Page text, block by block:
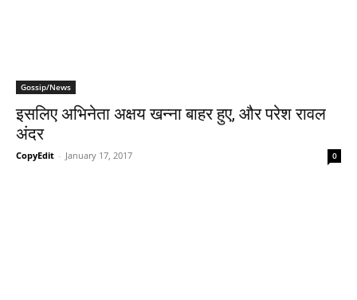
Gossip/News
इसलिए अभिनेता अक्षय खन्‍ना बाहर हुए, और परेश रावल
अंदर
CopyEdit - January 17, 2017 0